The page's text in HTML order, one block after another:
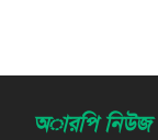
অারপি নিউজ